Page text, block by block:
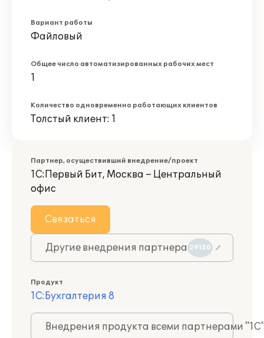
Вариант работы
Файловый
Общее число автоматизированных рабочих мест
1
Количество одновременно работающих клиентов
Толстый клиент: 1
Партнер, осуществивший внедрение/проект
1С:Первый Бит, Москва – Центральный
офис
Связаться
Другие внедрения партнера 29150
Продукт
1С:Бухгалтерия 8
Внедрения продукта всеми партнерами